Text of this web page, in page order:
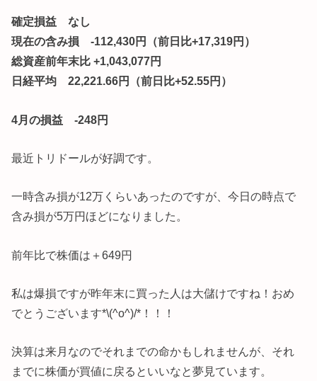
確定損益 なし
現在の含み損 -112,430円（前日比+17,319円）
総資産前年末比 +1,043,077円
日経平均 22,221.66円（前日比+52.55円）
4月の損益 -248円
最近トリドールが好調です。
一時含み損が12万くらいあったのですが、今日の時点で
含み損が5万円ほどになりました。
前年比で株価は＋649円
私は爆損ですが昨年末に買った人は大儲けですね！おめ
でとうございます*\(^o^)/*！！！
決算は来月なのでそれまでの命かもしれませんが、それ
までに株価が買値に戻るといいなと夢見ています。